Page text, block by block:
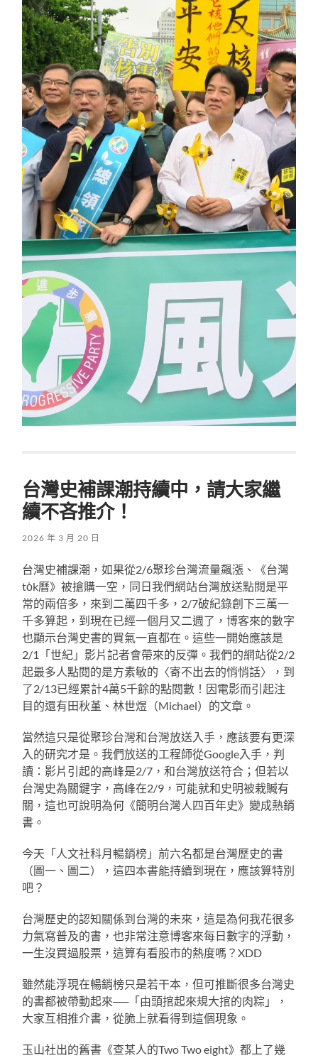
台灣史補課潮持續中，請大家繼
續不吝推介！
2026 年 3 月 20 日
台灣史補課潮，如果從2/6聚珍台灣流量飆漲、《台灣
to̍k曆》被搶購一空，同日我們網站台灣放送點閱是平
常的兩倍多，來到二萬四千多，2/7破紀錄創下三萬一
千多算起，到現在已經一個月又二週了，博客來的數字
也顯示台灣史書的買氣一直都在。這些一開始應該是
2/1「世紀」影片記者會帶來的反彈。我們的網站從2/2
起最多人點閱的是方素敏的〈寄不出去的悄悄話〉，到
了2/13已經累計4萬5千餘的點閱數！因電影而引起注
目的還有田秋堇、林世煜（Michael）的文章。
當然這只是從聚珍台灣和台灣放送入手，應該要有更深
入的研究才是。我們放送的工程師從Google入手，判
讀：影片引起的高峰是2/7，和台灣放送符合；但若以
台灣史為關鍵字，高峰在2/9，可能就和史明被栽贓有
關，這也可說明為何《簡明台灣人四百年史》變成熱銷
書。
今天「人文社科月暢銷榜」前六名都是台灣歷史的書
（圖一、圖二），這四本書能持續到現在，應該算特別
吧？
台灣歷史的認知關係到台灣的未來，這是為何我花很多
力氣寫普及的書，也非常注意博客來每日數字的浮動，
一生沒買過股票，這算有看股市的熱度嗎？XDD
雖然能浮現在暢銷榜只是若干本，但可推斷很多台灣史
的書都被帶動起來──「由頭捾起來規大捾的肉粽」，
大家互相推介書，從脆上就看得到這個現象。
玉山社出的舊書《查某人的Two Two eight》都上了幾